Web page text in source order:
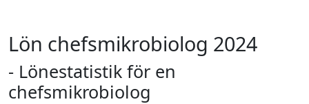
Lön chefsmikrobiolog 2024
- Lönestatistik för en
chefsmikrobiolog